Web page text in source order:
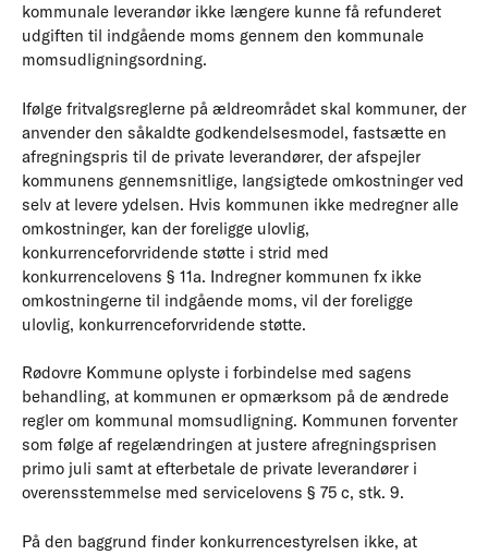
kommunale leverandør ikke længere kunne få refunderet
udgiften til indgående moms gennem den kommunale
momsudligningsordning.
Ifølge fritvalgsreglerne på ældreområdet skal kommuner, der
anvender den såkaldte godkendelsesmodel, fastsætte en
afregningspris til de private leverandører, der afspejler
kommunens gennemsnitlige, langsigtede omkostninger ved
selv at levere ydelsen. Hvis kommunen ikke medregner alle
omkostninger, kan der foreligge ulovlig,
konkurrenceforvridende støtte i strid med
konkurrencelovens § 11a. Indregner kommunen fx ikke
omkostningerne til indgående moms, vil der foreligge
ulovlig, konkurrenceforvridende støtte.
Rødovre Kommune oplyste i forbindelse med sagens
behandling, at kommunen er opmærksom på de ændrede
regler om kommunal momsudligning. Kommunen forventer
som følge af regelændringen at justere afregningsprisen
primo juli samt at efterbetale de private leverandører i
overensstemmelse med servicelovens § 75 c, stk. 9.
På den baggrund finder konkurrencestyrelsen ikke, at